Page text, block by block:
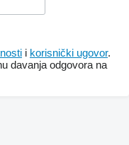
i korisnički ugovor.
davanja odgovora na